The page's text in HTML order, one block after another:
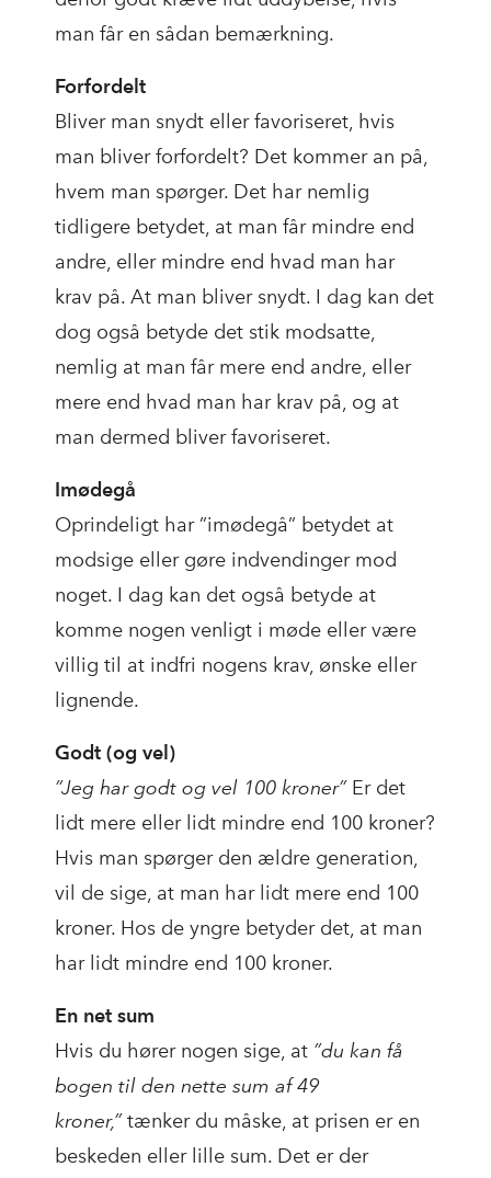
man får en sådan bemærkning.
Forfordelt
Bliver man snydt eller favoriseret, hvis
man bliver forfordelt? Det kommer an på,
hvem man spørger. Det har nemlig
tidligere betydet, at man får mindre end
andre, eller mindre end hvad man har
krav på. At man bliver snydt. I dag kan det
dog også betyde det stik modsatte,
nemlig at man får mere end andre, eller
mere end hvad man har krav på, og at
man dermed bliver favoriseret.
Imødegå
Oprindeligt har ”imødegå” betydet at
modsige eller gøre indvendinger mod
noget. I dag kan det også betyde at
komme nogen venligt i møde eller være
villig til at indfri nogens krav, ønske eller
lignende.
Godt (og vel)
”Jeg har godt og vel 100 kroner”Er det
lidt mere eller lidt mindre end 100 kroner?
Hvis man spørger den ældre generation,
vil de sige, at man har lidt mere end 100
kroner. Hos de yngre betyder det, at man
har lidt mindre end 100 kroner.
En net sum
Hvis du hører nogen sige, at ”du kan få
bogen til den nette sum af 49
kroner,”tænker du måske, at prisen er en
beskeden eller lille sum. Det er der